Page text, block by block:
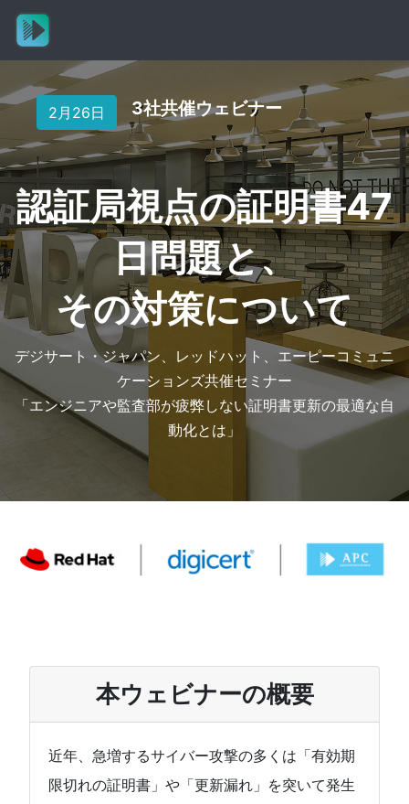
2月26日 3社共催ウェビナー
認証局視点の証明書47
日問題と、
その対策について
デジサート・ジャパン、レッドハット、エーピーコミュニ
ケーションズ共催セミナー
「エンジニアや監査部が疲弊しない証明書更新の最適な自
動化とは」
本ウェビナーの概要
近年、急増するサイバー攻撃の多くは「有効期
限切れの証明書」や「更新漏れ」を突いて発生